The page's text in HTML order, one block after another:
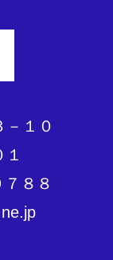
１０
８８